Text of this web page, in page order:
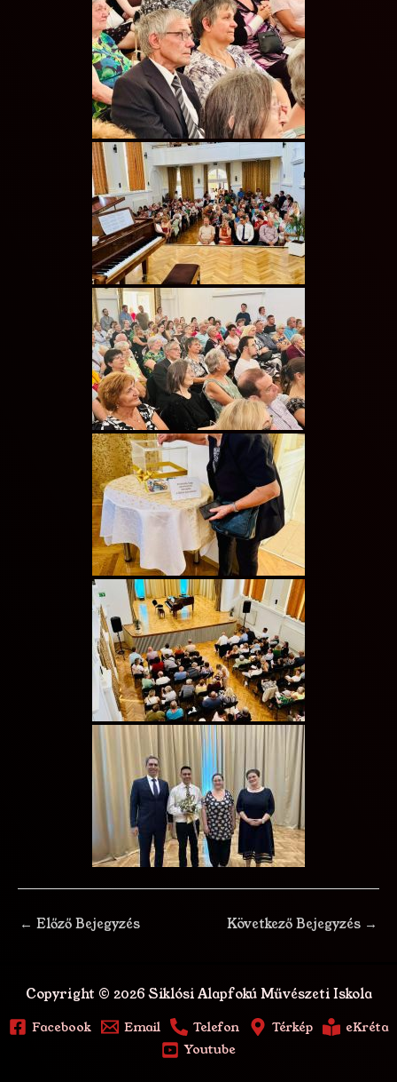
← Előző Bejegyzés Következő Bejegyzés →
Copyright © 2026 Siklósi Alapfokú Művészeti Iskola
Facebook Email Telefon Térkép
eKréta
Youtube